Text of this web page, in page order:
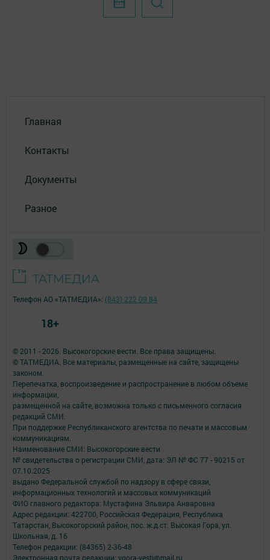
Главная
Контакты
Документы
Разное
© 2011 - 2026. Высокогорские вести. Все права защищены.
© ТАТМЕДИА. Все материалы, размещенные на сайте, защищены
законом.
Перепечатка, воспроизведение и распространение в любом объеме
информации,
размещенной на сайте, возможна только с письменного согласия
редакций СМИ.
При поддержке Республиканского агентства по печати и массовым
коммуникациям.
Наименование СМИ: Высокогорские вести
№ свидетельства о регистрации СМИ, дата: ЭЛ № ФС 77 - 90215 от
07.10.2025
выдано Федеральной службой по надзору в сфере связи,
информационных технологий и массовых коммуникаций
ФИО главного редактора: Мустафина Эльвира Анваровна
Адрес редакции: 422700, Российская Федерация, Республика
Татарстан, Высокогорский район, пос. ж.д.ст. Высокая Гора, ул.
Школьная, д. 16
Телефон редакции: (84365) 2-36-48
Электронная почта редакции: vgora-vesti@mail.ru
Телефон АО «ТАТМЕДИА»: (843) 222 09 84
18+